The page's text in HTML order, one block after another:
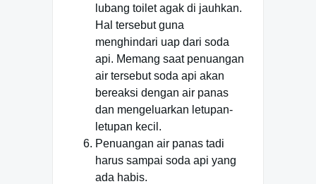
lubang toilet agak di jauhkan.
Hal tersebut guna
menghindari uap dari soda
api. Memang saat penuangan
air tersebut soda api akan
bereaksi dengan air panas
dan mengeluarkan letupan-
letupan kecil.
Penuangan air panas tadi
harus sampai soda api yang
ada habis.